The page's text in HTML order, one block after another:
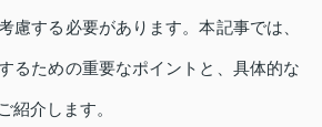
慮する必要があります。本記事では、
るための重要なポイントと、具体的な
紹介します。